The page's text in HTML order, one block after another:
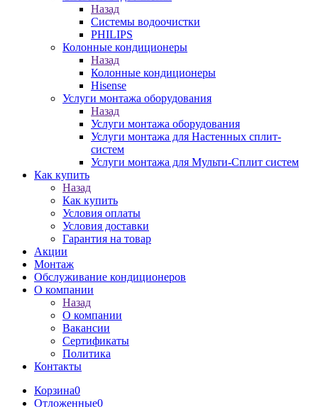
Назад
Системы водоочистки
PHILIPS
Колонные кондиционеры
Назад
Колонные кондиционеры
Hisense
Услуги монтажа оборудования
Назад
Услуги монтажа оборудования
Услуги монтажа для Настенных сплит-
систем
Услуги монтажа для Мульти-Сплит систем
Как купить
Назад
Как купить
Условия оплаты
Условия доставки
Гарантия на товар
Акции
Монтаж
Обслуживание кондиционеров
О компании
Назад
О компании
Вакансии
Сертификаты
Политика
Контакты
Корзина0
Отложенные0